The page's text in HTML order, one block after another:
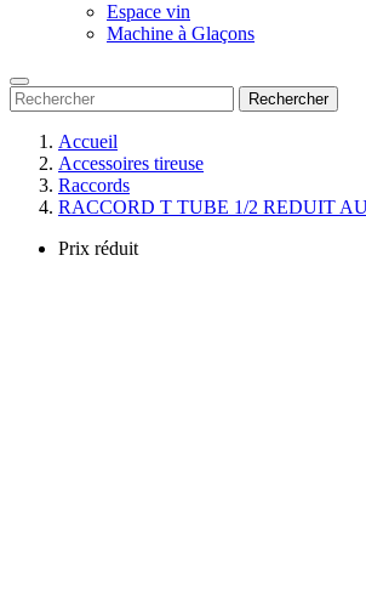
Espace vin
Machine à Glaçons
Rechercher
Accueil
Accessoires tireuse
Raccords
RACCORD T TUBE 1/2 REDUIT
Prix réduit